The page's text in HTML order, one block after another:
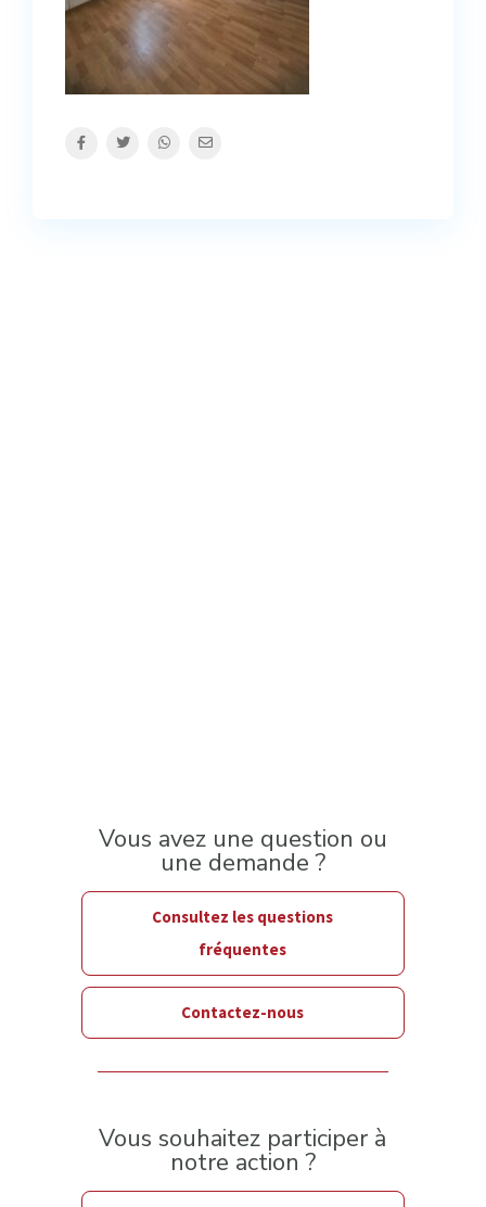
Vous avez une question ou
une demande ?
Consultez les questions
fréquentes
Contactez-nous
Vous souhaitez participer à
notre action ?